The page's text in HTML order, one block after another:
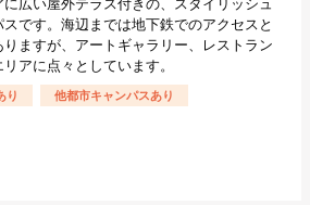
広い屋外テラス付きの、スタイリッシュ
です。海辺までは地下鉄でのアクセスと
ますが、アートギャラリー、レストラン
アに点々としています。
り 他都市キャンパスあり